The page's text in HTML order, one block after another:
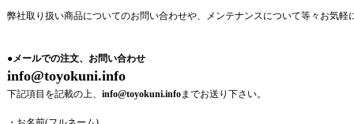
弊社取り扱い商品についてのお問い合わせや、メンテナンスについて等々お気軽
●メールでの注文、お問い合わせ
info@toyokuni.info
下記項目を記載の上、 info@toyokuni.infoまでお送り下さい。